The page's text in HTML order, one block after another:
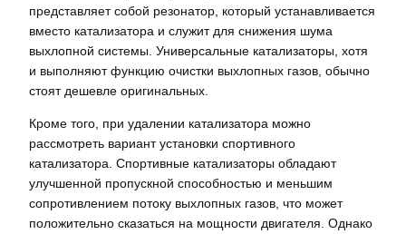
представляет собой резонатор, который устанавливается
вместо катализатора и служит для снижения шума
выхлопной системы. Универсальные катализаторы, хотя
и выполняют функцию очистки выхлопных газов, обычно
стоят дешевле оригинальных.
Кроме того, при удалении катализатора можно
рассмотреть вариант установки спортивного
катализатора. Спортивные катализаторы обладают
улучшенной пропускной способностью и меньшим
сопротивлением потоку выхлопных газов, что может
положительно сказаться на мощности двигателя. Однако